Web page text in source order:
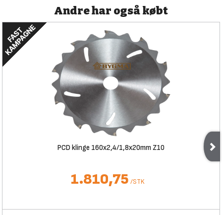
Andre har også købt
PCD klinge 160x2,4/1,8x20mm Z10
1.810,75 /STK